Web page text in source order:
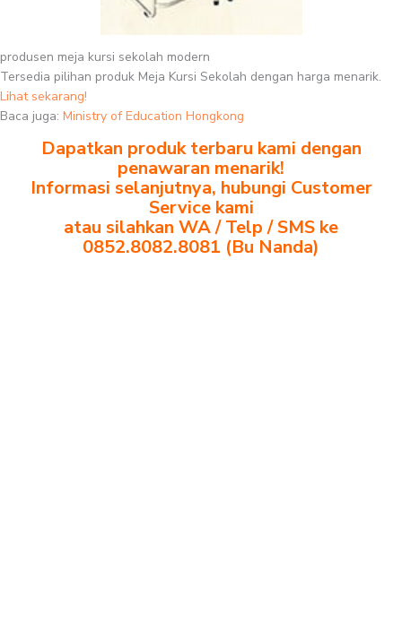
produsen meja kursi sekolah modern
Tersedia pilihan produk Meja Kursi Sekolah dengan harga menarik.
Lihat sekarang!
Baca juga: Ministry of Education Hongkong
Dapatkan produk terbaru kami dengan
penawaran menarik!
Informasi selanjutnya, hubungi Customer
Service kami
atau silahkan WA / Telp / SMS ke
0852.8082.8081 (Bu Nanda)